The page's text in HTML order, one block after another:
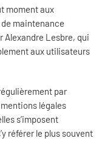
moment aux
maintenance
Lesbre, qui
aux utilisateurs
par
légales
s’imposent
référer le plus souvent